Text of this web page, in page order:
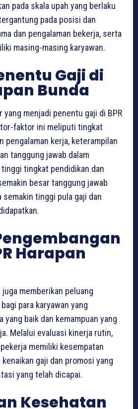
pada skala upah yang berlaku
pada posisi dan
dan pengalaman bekerja, serta
masing-masing karyawan.
Gaji di
Bunda
yang menjadi penentu gaji di BPR
faktor ini meliputi tingkat
pengalaman kerja, keterampilan
tanggung jawab dalam
tingkat pendidikan dan
besar tanggung jawab
semakin tinggi pula gaji dan
Harapan
juga memberikan peluang
para karyawan yang
yang baik dan kemampuan yang
Melalui evaluasi kinerja rutin,
memiliki kesempatan
gaji dan promosi yang
yang telah dicapai.
Kesehatan